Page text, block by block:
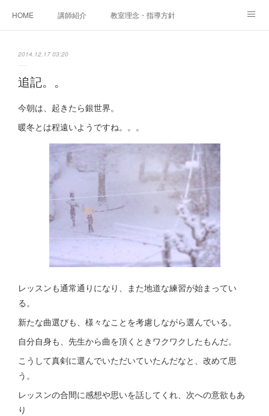
HOME 講師紹介 教室理念・指導方針
ご相談・体験レッスンお申し込み
アクセス
2014.12.17 03:20
追記。。
今朝は、起きたら銀世界。
暖冬とは程遠いようですね。。。
レッスンも通常通りになり、また地道な練習が始まってい
る。
新たな曲選びも、様々なことを考慮しながら選んでいる。
自分自身も、先生から曲を頂くときワクワクしたもんだ。
こうして真剣に選んでいただいていたんだなと、改めて思
う。
レッスンの合間に感想や思いを話してくれ、次への意欲もあ
り